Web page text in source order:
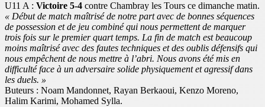
U11 A : Victoire 5-4 contre Chambray les Tours ce dimanche matin.
« Début de match maîtrisé de notre part avec de bonnes séquences
de possession et de jeu combiné qui nous permettent de marquer
trois fois sur le premier quart temps. La fin de match est beaucoup
moins maîtrisé avec des fautes techniques et des oublis défensifs qui
nous empêchent de nous mettre à l’abri. Nous avons été mis en
difficulté face à un adversaire solide physiquement et agressif dans
les duels. »
Buteurs : Noam Mandonnet, Rayan Berkaoui, Kenzo Moreno,
Halim Karimi, Mohamed Sylla.